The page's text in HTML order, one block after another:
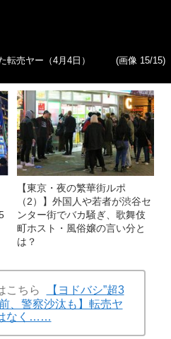
た転売ヤー（4月4日）
(画像 15/15)
【東京・夜の繁華街ルポ
（2）】外国人や若者が渋谷セ
町ホスト・風俗嬢の言い分と
は？
こちら 【ヨドバシ”超3